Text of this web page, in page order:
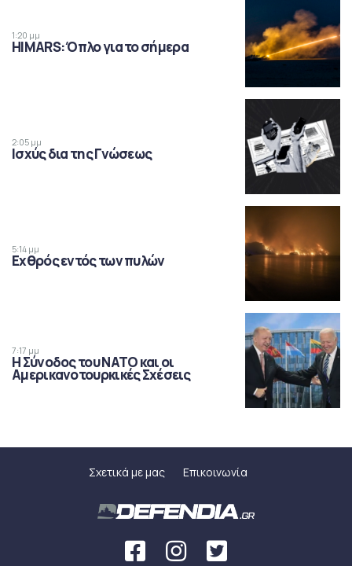
1:20 μμ
HIMARS: Όπλο για το σήμερα
2:05 μμ
Ισχύς δια της Γνώσεως
5:14 μμ
Εχθρός εντός των πυλών
7:17 μμ
Η Σύνοδος του ΝΑΤΟ και οι
Αμερικανοτουρκικές Σχέσεις
Σχετικά με μας Επικοινωνία